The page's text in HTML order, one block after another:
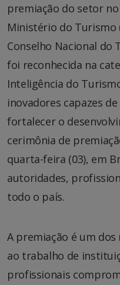
premiação do setor
Ministério do Turismo
Conselho Nacional do
foi reconhecida na
Inteligência do
inovadores capazes
fortalecer o
cerimônia de
quarta-feira (03), em
autoridades,
todo o país.
A premiação é um
ao trabalho de
profissionais